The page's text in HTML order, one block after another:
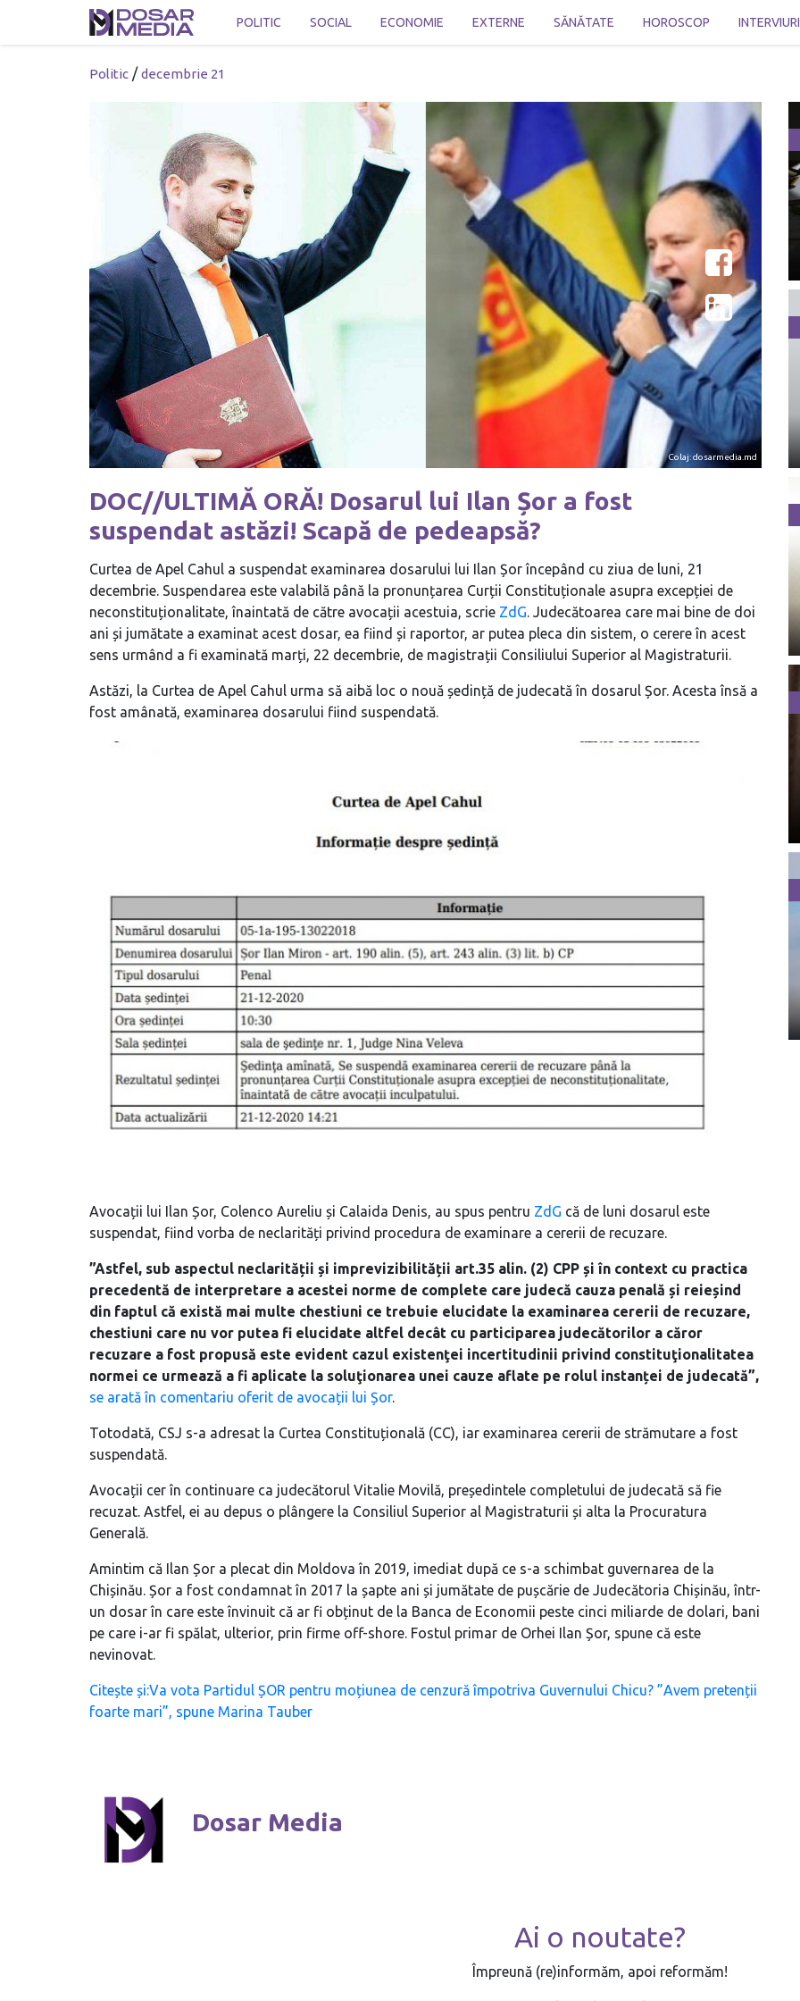
POLITIC SOCIAL ECONOMIE EXTERNE SĂNĂTATE HOROSCOP INTERVIURI
Politic /decembrie 21
Colaj: dosarmedia.md
DOC//ULTIMĂ ORĂ! Dosarul lui Ilan Șor a fost
suspendat astăzi! Scapă de pedeapsă?
Curtea de Apel Cahul a suspendat examinarea dosarului lui Ilan Șor începând cu ziua de luni, 21
decembrie. Suspendarea este valabilă până la pronunțarea Curții Constituționale asupra excepției de
neconstituționalitate, înaintată de către avocații acestuia, scrie ZdG. Judecătoarea care mai bine de doi
ani și jumătate a examinat acest dosar, ea fiind și raportor, ar putea pleca din sistem, o cerere în acest
sens urmând a fi examinată marți, 22 decembrie, de magistrații Consiliului Superior al Magistraturii.
Astăzi, la Curtea de Apel Cahul urma să aibă loc o nouă ședință de judecată în dosarul Șor. Acesta însă a
fost amânată, examinarea dosarului fiind suspendată.
Avocații lui Ilan Șor, Colenco Aureliu și Calaida Denis, au spus pentru ZdG că de luni dosarul este
suspendat, fiind vorba de neclarități privind procedura de examinare a cererii de recuzare.
”Astfel, sub aspectul neclarității și imprevizibilității art.35 alin. (2) CPP și în context cu practica
precedentă de interpretare a acestei norme de complete care judecă cauza penală și reieșind
din faptul că există mai multe chestiuni ce trebuie elucidate la examinarea cererii de recuzare,
chestiuni care nu vor putea fi elucidate altfel decât cu participarea judecătorilor a căror
recuzare a fost propusă este evident cazul existenţei incertitudinii privind constituţionalitatea
normei ce urmează a fi aplicate la soluţionarea unei cauze aflate pe rolul instanței de judecată”,
se arată în comentariu oferit de avocații lui Șor.
Totodată, CSJ s-a adresat la Curtea Constituțională (CC), iar examinarea cererii de strămutare a fost
suspendată.
Avocații cer în continuare ca judecătorul Vitalie Movilă, președintele completului de judecată să fie
recuzat. Astfel, ei au depus o plângere la Consiliul Superior al Magistraturii și alta la Procuratura
Generală.
Amintim că Ilan Șor a plecat din Moldova în 2019, imediat după ce s-a schimbat guvernarea de la
Chișinău. Șor a fost condamnat în 2017 la șapte ani și jumătate de pușcărie de Judecătoria Chișinău, într-
un dosar în care este învinuit că ar fi obținut de la Banca de Economii peste cinci miliarde de dolari, bani
pe care i-ar fi spălat, ulterior, prin firme off-shore. Fostul primar de Orhei Ilan Șor, spune că este
nevinovat.
Citește și:Va vota Partidul ȘOR pentru moțiunea de cenzură împotriva Guvernului Chicu? ”Avem pretenții
foarte mari”, spune Marina Tauber
Dosar Media
Ai o noutate?
Împreună (re)informăm, apoi reformăm!